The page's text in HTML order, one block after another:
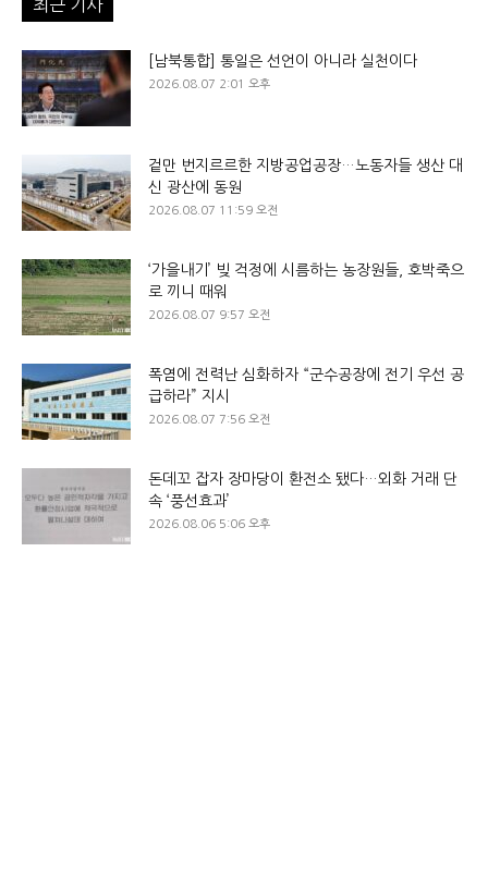
최근 기사
[남북통합] 통일은 선언이 아니라 실천이다
2026.08.07 2:01 오후
겉만 번지르르한 지방공업공장…노동자들 생산 대
신 광산에 동원
2026.08.07 11:59 오전
‘가을내기’ 빚 걱정에 시름하는 농장원들, 호박죽으
로 끼니 때워
2026.08.07 9:57 오전
폭염에 전력난 심화하자 “군수공장에 전기 우선 공
급하라” 지시
2026.08.07 7:56 오전
돈데꼬 잡자 장마당이 환전소 됐다…외화 거래 단
속 ‘풍선효과’
2026.08.06 5:06 오후